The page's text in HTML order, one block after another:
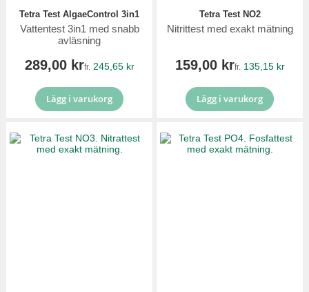
Tetra Test AlgaeControl 3in1
Vattentest 3in1 med snabb
avläsning
289,00 krfr. 245,65 kr
Lägg i varukorg
Tetra Test NO2
Nitrittest med exakt mätning
159,00 krfr. 135,15 kr
Lägg i varukorg